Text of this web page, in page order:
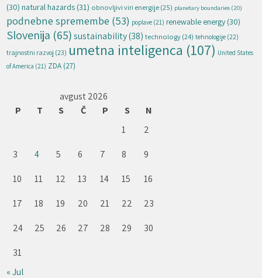
(30) natural hazards (31) obnovljivi viri energije(25) planetary boundaries (20)
podnebne spremembe (53) poplave (21) renewable energy (30)
Slovenija (65) sustainability(38) technology(24) tehnologije (22)
trajnostni razvoj (23) umetna inteligenca (107) United States
of America (21) ZDA (27)
avgust 2026
P
T S Č P S
N
1
2
3
4 5 6 7 8
9
10
11 12 13 14 15
16
17
18 19 20 21 22
23
24
25 26 27 28 29
30
31
« Jul